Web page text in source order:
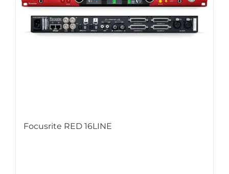
Focusrite RED 16LINE